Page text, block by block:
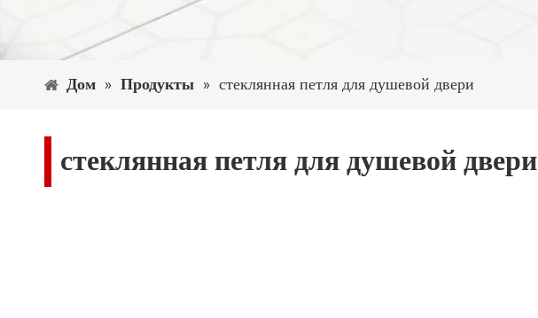
Дом » Продукты » стеклянная петля для душевой двери
стеклянная петля для душевой двери